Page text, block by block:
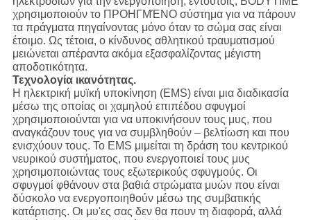
χρησιμοποιούν το ΠΡΟΗΓΜΈΝΟ σύστημα για να πάρουν
τα πράγματα πηγαίνοντας μόνο όταν το σώμα σας είναι
έτοιμο. Ως τέτοια, ο κίνδυνος αθλητικού τραυματισμού
μειώνεται απέραντα ακόμα εξασφαλίζοντας μέγιστη
αποδοτικότητα.
Τεχνολογία ικανότητας.
Η ηλεκτρική μυϊκή υποκίνηση (EMS) είναι μια διαδικασία
μέσω της οποίας οι χαμηλού επιπέδου σφυγμοί
χρησιμοποιούνται για να υποκινήσουν τους μυς, που
αναγκάζουν τους για να συμβληθούν – βελτίωση και που
ενισχύουν τους. Το EMS μιμείται τη δράση του κεντρικού
νευρικού συστήματος, που ενεργοποιεί τους μυς
χρησιμοποιώντας τους εξωτερικούς σφυγμούς. Οι
σφυγμοί φθάνουν στα βαθιά στρώματα μυών που είναι
δύσκολο να ενεργοποιηθούν μέσω της συμβατικής
κατάρτισης. Οι μυ'ες σας δεν θα πουν τη διαφορά, αλλά